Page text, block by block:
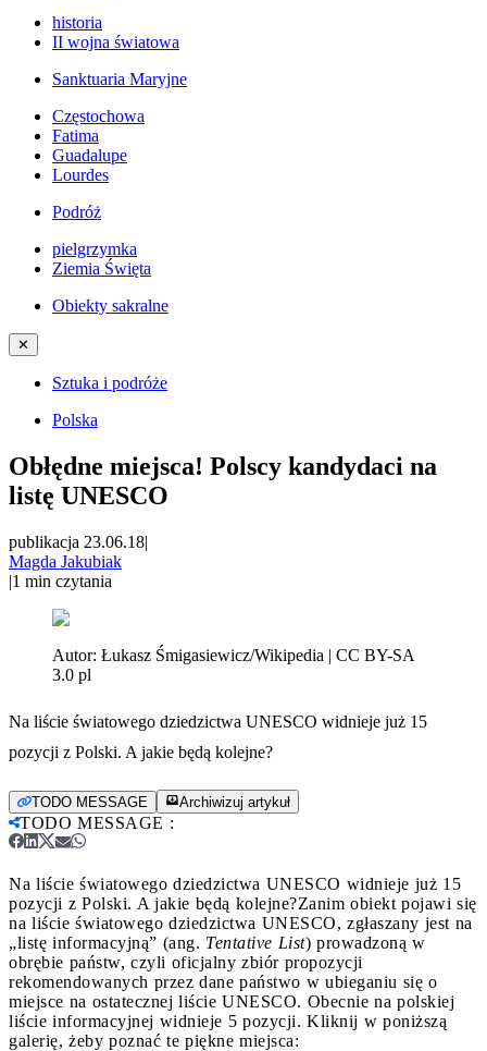
historia
II wojna światowa
Sanktuaria Maryjne
Częstochowa
Fatima
Guadalupe
Lourdes
Podróż
pielgrzymka
Ziemia Święta
Obiekty sakralne
✕
Sztuka i podróże
Polska
Obłędne miejsca! Polscy kandydaci na
listę UNESCO
publikacja 23.06.18|
Magda Jakubiak
|1 min czytania
Autor: Łukasz Śmigasiewicz/Wikipedia | CC BY-SA
3.0 pl
Na liście światowego dziedzictwa UNESCO widnieje już 15
pozycji z Polski. A jakie będą kolejne?
TODO MESSAGE Archiwizuj artykuł
TODO MESSAGE :
Na liście światowego dziedzictwa UNESCO widnieje już 15
pozycji z Polski. A jakie będą kolejne?Zanim obiekt pojawi się
na liście światowego dziedzictwa UNESCO, zgłaszany jest na
„listę informacyjną” (ang. Tentative List) prowadzoną w
obrębie państw, czyli oficjalny zbiór propozycji
rekomendowanych przez dane państwo w ubieganiu się o
miejsce na ostatecznej liście UNESCO. Obecnie na polskiej
liście informacyjnej widnieje 5 pozycji. Kliknij w poniższą
galerię, żeby poznać te piękne miejsca: